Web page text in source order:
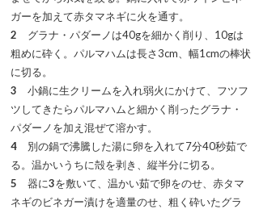
ガーを加えて赤タマネギに火を通す。
2 グラナ・パダーノは40gを細かく削り、10gは
粗めに砕く。パルマハムは長さ3cm、幅1cmの棒状
に切る。
3 小鍋に生クリームを入れ弱火にかけて、フツフ
ツしてきたらパルマハムと細かく削ったグラナ・
パダーノを加え混ぜて溶かす。
4 別の鍋で沸騰した湯に卵を入れて7分40秒茹で
る。温かいうちに殻を剥き、縦半分に切る。
5 器に3を敷いて、温かい茹で卵をのせ、赤タマ
ネギのビネガー漬けを適量のせ、粗く砕いたグラ